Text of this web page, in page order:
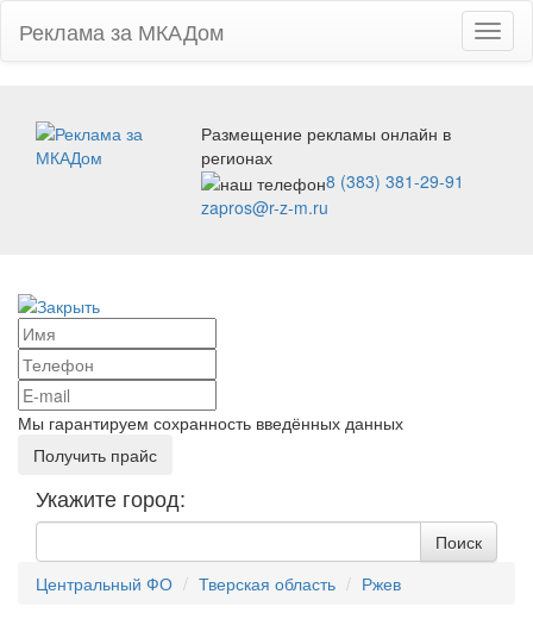
Реклама за МКАДом
Размещение рекламы онлайн в
регионах
8 (383) 381-29-91
zapros@r-z-m.ru
Мы гарантируем сохранность введённых данных
Укажите город:
Центральный ФО Тверская область Ржев